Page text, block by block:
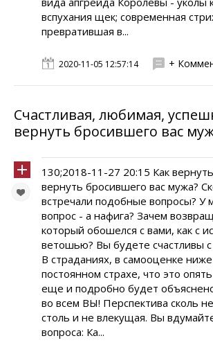
вспухания щек; современная
превратившая в...
2020-11-05 12:57:14 +
Счастливая, любимая,
вернуть бросившего вас
130;2018-11-27 20:15 Как
вернуть бросившего вас мужа?
встречали подобные вопросы? У
вопрос - а нафига? Зачем
который обошелся с вами, как с
ветошью? Вы будете счастливы
В страданиях, в самооценке
постоянном страхе, что это
еще и подробно будет
во всем ВЫ! Перспектива сколь
столь и не влекущая. Вы
вопроса: Ка...